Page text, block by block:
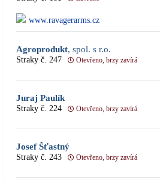
www.ravagerarms.cz
Agroprodukt, spol. s r.o.
Straky č. 247 Otevřeno, brzy zavírá
Juraj Paulík
Straky č. 224 Otevřeno, brzy zavírá
Josef Šťastný
Straky č. 243 Otevřeno, brzy zavírá